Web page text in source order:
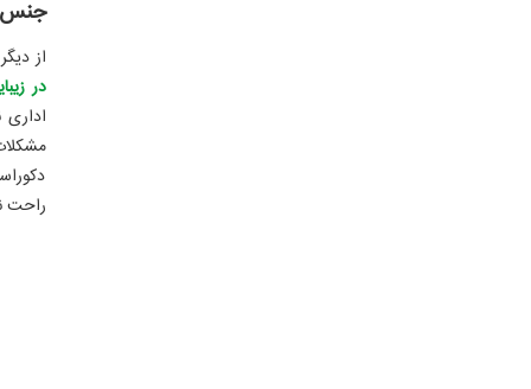
جنس
از
در
راحت